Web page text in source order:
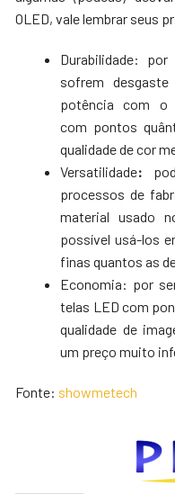
OLED, vale lembrar seus
Durabilidade:
sofrem
potência com
com pontos
qualidade de cor
Versatilidade:
processos de
material usado
possível usá-los
finas quantos as de
Economia: por
telas LED com
qualidade de
um preço muito
Fonte: showmetech